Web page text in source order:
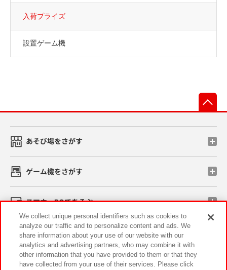
入荷プライズ
設置ゲーム機
あそび場をさがす
ゲーム機をさがす
スマホ・PCであそぶ
イベント・キャンペーン
We collect unique personal identifiers such as cookies to
analyze our traffic and to personalize content and ads. We
share information about your use of our website with our
analytics and advertising partners, who may combine it with
other information that you have provided to them or that they
have collected from your use of their services. Please click